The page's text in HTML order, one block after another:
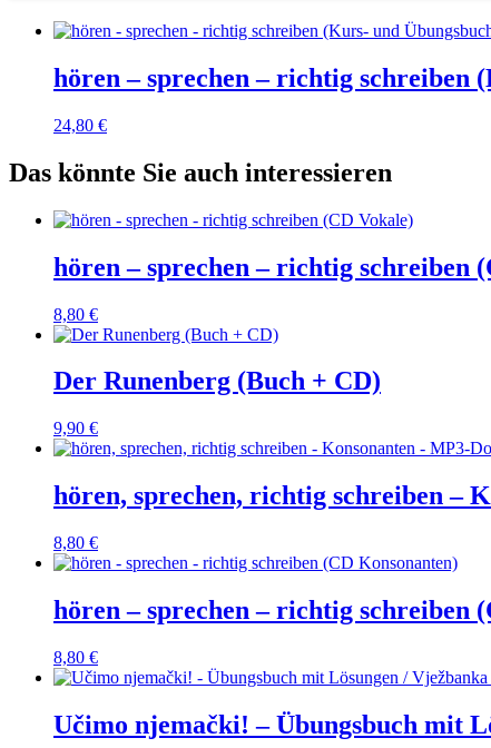
hören – sprechen – richtig schreiben
24,80 €
Das könnte Sie auch interessieren
hören – sprechen – richtig schreiben
8,80 €
Der Runenberg (Buch + CD)
9,90 €
hören, sprechen, richtig schreiben –
8,80 €
hören – sprechen – richtig schreiben
8,80 €
Učimo njemački! – Übungsbuch mit